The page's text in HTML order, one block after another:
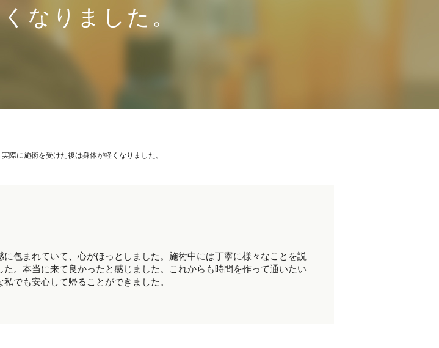
なりました。
際に施術を受けた後は身体が軽くなりました。
包まれていて、心がほっとしました。施術中には丁寧に様々なことを説
。本当に来て良かったと感じました。これからも時間を作って通いたい
でも安心して帰ることができました。